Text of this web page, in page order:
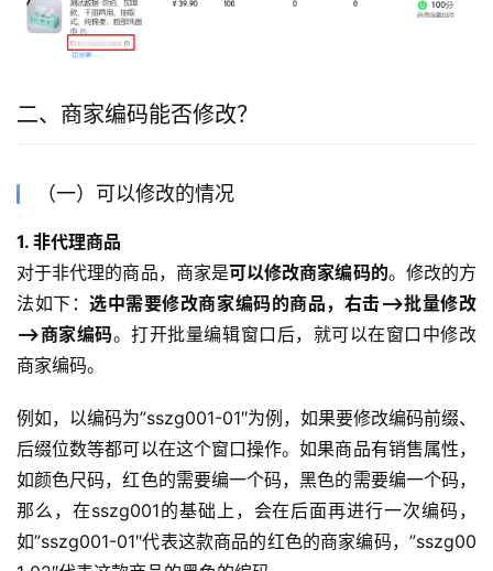
二、商家编码能否修改？
（一）可以修改的情况
1. 非代理商品
对于非代理的商品，商家是可以修改商家编码的。修改的方
法如下：选中需要修改商家编码的商品，右击—>批量修改
—>商家编码。打开批量编辑窗口后，就可以在窗口中修改
商家编码。
例如，以编码为”sszg001-01″为例，如果要修改编码前缀、
后缀位数等都可以在这个窗口操作。如果商品有销售属性，
如颜色尺码，红色的需要编一个码，黑色的需要编一个码，
那么，在sszg001的基础上，会在后面再进行一次编码，
如”sszg001-01″代表这款商品的红色的商家编码，”sszg00